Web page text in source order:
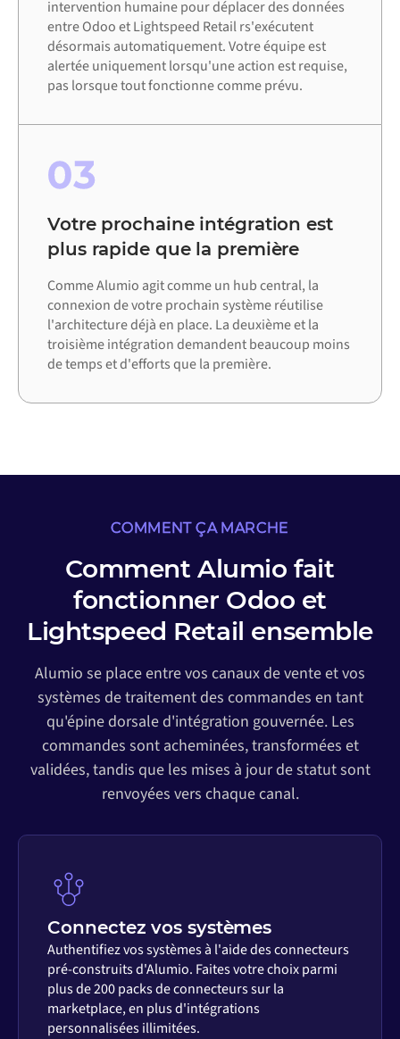
intervention humaine pour déplacer des données
entre Odoo et Lightspeed Retail rs'exécutent
désormais automatiquement. Votre équipe est
alertée uniquement lorsqu'une action est requise,
pas lorsque tout fonctionne comme prévu.
03
Votre prochaine intégration est
plus rapide que la première
Comme Alumio agit comme un hub central, la
connexion de votre prochain système réutilise
l'architecture déjà en place. La deuxième et la
troisième intégration demandent beaucoup moins
de temps et d'efforts que la première.
COMMENT ÇA MARCHE
Comment Alumio fait
fonctionner Odoo et
Lightspeed Retail ensemble
Alumio se place entre vos canaux de vente et vos
systèmes de traitement des commandes en tant
qu'épine dorsale d'intégration gouvernée. Les
commandes sont acheminées, transformées et
validées, tandis que les mises à jour de statut sont
renvoyées vers chaque canal.
Connectez vos systèmes
Authentifiez vos systèmes à l'aide des connecteurs
pré-construits d'Alumio. Faites votre choix parmi
plus de 200 packs de connecteurs sur la
marketplace, en plus d'intégrations
personnalisées illimitées.